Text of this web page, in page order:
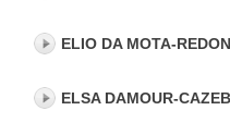
ELIO DA MOTA-REDON
ELSA DAMOUR-